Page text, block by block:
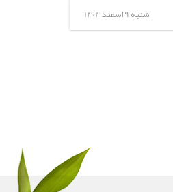
شنبه 9 اسفند 1404